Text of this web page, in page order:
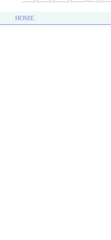
HOME